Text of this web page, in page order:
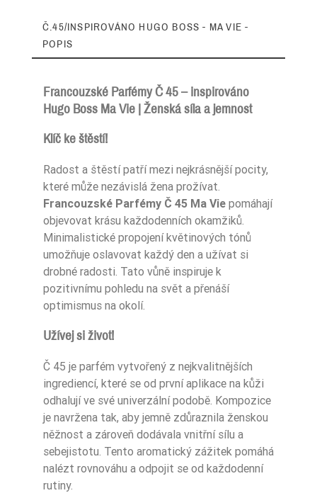
Č.45/INSPIROVÁNO HUGO BOSS - MA VIE -
POPIS
Francouzské Parfémy Č 45 – inspirováno
Hugo Boss Ma Vie | Ženská síla a jemnost
Klíč ke štěstí!
Radost a štěstí patří mezi nejkrásnější pocity,
které může nezávislá žena prožívat.
Francouzské Parfémy Č 45 Ma Vie pomáhají
objevovat krásu každodenních okamžiků.
Minimalistické propojení květinových tónů
umožňuje oslavovat každý den a užívat si
drobné radosti. Tato vůně inspiruje k
pozitivnímu pohledu na svět a přenáší
optimismus na okolí.
Užívej si život!
Č 45 je parfém vytvořený z nejkvalitnějších
ingrediencí, které se od první aplikace na kůži
odhalují ve své univerzální podobě. Kompozice
je navržena tak, aby jemně zdůraznila ženskou
něžnost a zároveň dodávala vnitřní sílu a
sebejistotu. Tento aromatický zážitek pomáhá
nalézt rovnováhu a odpojit se od každodenní
rutiny.
Typ Zapachu
Pora Roku Lato
Sugerowane Uży
Cie
Na dzień
Nuty Głowy kwiat kaktusa
Nuty Serca jaśmin
Nuty Serca
Nuty Serca
Nuty Bazy nuty drzewne
Nuty Bazy cedr
Dla Kogo damskie